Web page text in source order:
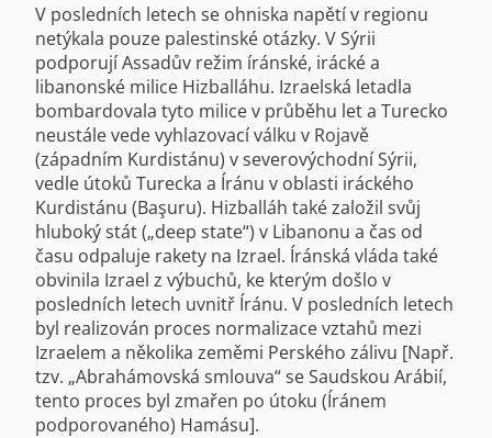
V posledních letech se ohniska napětí v regionu
netýkala pouze palestinské otázky. V Sýrii
podporují Assadův režim íránské, irácké a
libanonské milice Hizballáhu. Izraelská letadla
bombardovala tyto milice v průběhu let a Turecko
neustále vede vyhlazovací válku v Rojavě
(západním Kurdistánu) v severovýchodní Sýrii,
vedle útoků Turecka a Íránu v oblasti iráckého
Kurdistánu (Başuru). Hizballáh také založil svůj
hluboký stát („deep state“) v Libanonu a čas od
času odpaluje rakety na Izrael. Íránská vláda také
obvinila Izrael z výbuchů, ke kterým došlo v
posledních letech uvnitř Íránu. V posledních letech
byl realizován proces normalizace vztahů mezi
Izraelem a několika zeměmi Perského zálivu [Např.
tzv. „Abrahámovská smlouva“ se Saudskou Arábií,
tento proces byl zmařen po útoku (Íránem
podporovaného) Hamásu].